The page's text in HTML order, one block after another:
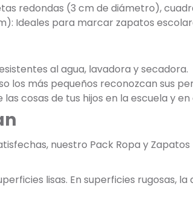
redondas (3 cm de diámetro),
Ideales para marcar zapatos
al agua, lavadora y secadora.
los más pequeños reconozcan sus
las cosas de tus hijos en la escuela y
nuestro Pack Ropa y
lisas. En superficies rugosas, la